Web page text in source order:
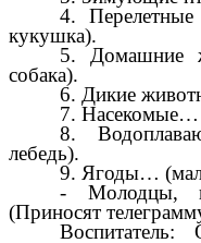
4.
кукушка).
5. Домашние
собака).
6. Дикие
7. Насекомые…
8.
лебедь).
9. Ягоды…
- Молодцы,
(Приносят